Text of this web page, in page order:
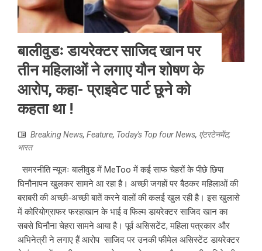
बालीवुडः डायरेक्टर साजिद खान पर
तीन महिलाओं ने लगाए यौन शोषण के
आरोप, कहा- प्राइवेट पार्ट छूने को
कहता था !
Breaking News, Feature, Today's Top four News, एंटरटेनमेंट,
भारत
समरनीति न्यूजः बालीवुड में MeToo में कई साफ चेहरों के पीछे छिपा
घिनौनापन खुलकर सामने आ रहा है। अच्छी जगहों पर बैठकर महिलाओं की
बराबरी की अच्छी-अच्छी बातें करने वालों की कलई खुल रही है। इस खुलासे
में कोरियोग्राफर फरहाखान के भाई व फिल्म डायरेक्टर साजिद खान का
सबसे घिनौना चेहरा सामने आया है। पूर्व असिसटेंट, महिला पत्रकार और
अभिनेत्री ने लगाए हैं आरोप साजिद पर उनकी फीमेल असिस्टेंट डायरेक्टर